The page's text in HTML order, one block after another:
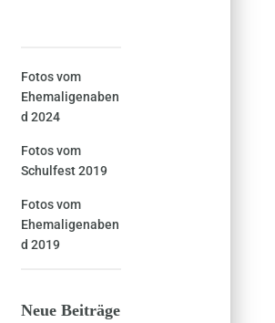
Fotos vom
Ehemaligenaben
d 2024
Fotos vom
Schulfest 2019
Fotos vom
Ehemaligenaben
d 2019
Neue Beiträge